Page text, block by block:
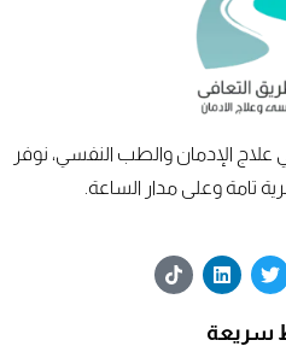
الإدمان والطب النفسي، نوفر
تامة وعلى مدار الساعة.
T
w
t
L
i
k
e
T
i
سريعة